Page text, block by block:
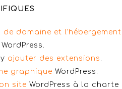
domaine et l’hébergement
ajouter des extensions
graphique WordPress.
site WordPress à la